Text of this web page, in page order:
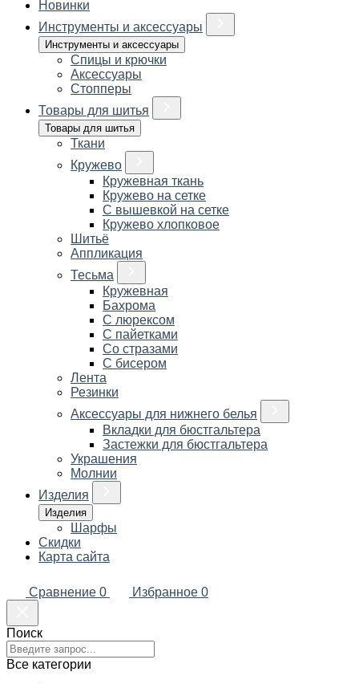
Новинки
Инструменты и аксессуары
Инструменты и аксессуары
Спицы и крючки
Аксессуары
Стопперы
Товары для шитья
Товары для шитья
Ткани
Кружево
Кружевная ткань
Кружево на сетке
С вышевкой на сетке
Кружево хлопковое
Шитьё
Аппликация
Тесьма
Кружевная
Бахрома
С люрексом
С пайетками
Со стразами
С бисером
Лента
Резинки
Аксессуары для нижнего белья
Вкладки для бюстгальтера
Застежки для бюстгальтера
Украшения
Молнии
Изделия
Изделия
Шарфы
Скидки
Карта сайта
Сравнение 0 Избранное 0
Поиск
Все категории